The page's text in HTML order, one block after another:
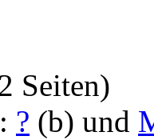
Seiten)
? (b) und